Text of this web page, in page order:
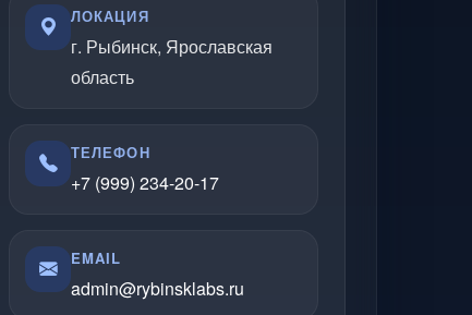
ЛОКАЦИЯ
г. Рыбинск, Ярославская
область
ТЕЛЕФОН
+7 (999) 234-20-17
EMAIL
admin@rybinsklabs.ru